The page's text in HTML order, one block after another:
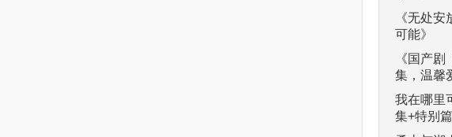
《无处
可能》
《国产
集，温馨
我在哪里
集+特别